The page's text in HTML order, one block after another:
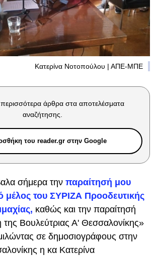
Κατερίνα Νοτοπούλου | ΑΠΕ-ΜΠΕ
άρθρα στα αποτελέσματα
αναζήτησης.
του reader.gr στην Google
σήμερα την παραίτησή μου
μέλος του ΣΥΡΙΖΑ Προοδευτικής
καθώς και την παραίτησή
Βουλεύτριας Α' Θεσσαλονίκης»
σε δημοσιογράφους στην
η κα Κατερίνα